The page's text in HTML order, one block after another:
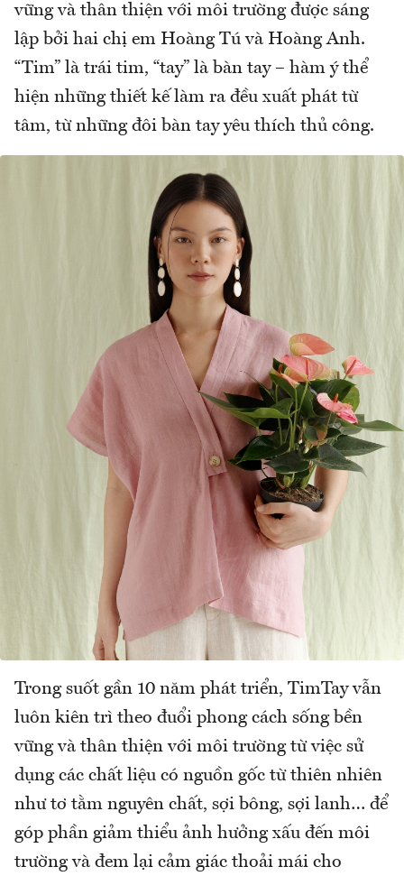
vững và thân thiện với môi trường được sáng
lập bởi hai chị em Hoàng Tú và Hoàng Anh.
“Tim” là trái tim, “tay” là bàn tay – hàm ý thể
hiện những thiết kế làm ra đều xuất phát từ
tâm, từ những đôi bàn tay yêu thích thủ công.
Trong suốt gần 10 năm phát triển, TimTay vẫn
luôn kiên trì theo đuổi phong cách sống bền
vững và thân thiện với môi trường từ việc sử
dụng các chất liệu có nguồn gốc từ thiên nhiên
như tơ tằm nguyên chất, sợi bông, sợi lanh… để
góp phần giảm thiểu ảnh hưởng xấu đến môi
trường và đem lại cảm giác thoải mái cho